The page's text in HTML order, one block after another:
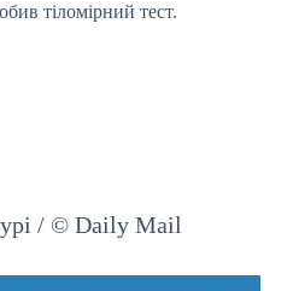
тіломірний тест.
/ © Daily Mail